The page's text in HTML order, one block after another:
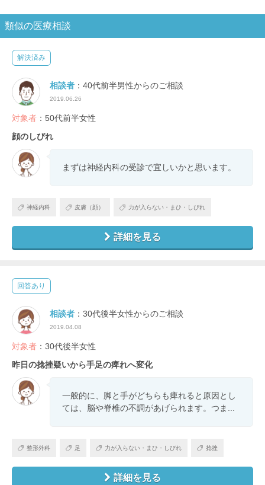
類似の医療相談
解決済み
相談者 ：40代前半男性からのご相談
2019.06.26
対象者 ：50代前半女性
顔のしびれ
まずは神経内科の受診で宜しいかと思います。
神経内科 皮膚（顔） 力が入らない・まひ・しびれ
詳細を見る
回答あり
相談者 ：30代後半女性からのご相談
2019.04.08
対象者 ：30代後半女性
昨日の捻挫疑いから手足の痺れへ変化
一般的に、脚と手がどちらも痺れると原因とし
ては、脳や脊椎の不調があげられます。つま...
整形外科 足 力が入らない・まひ・しびれ 捻挫
詳細を見る